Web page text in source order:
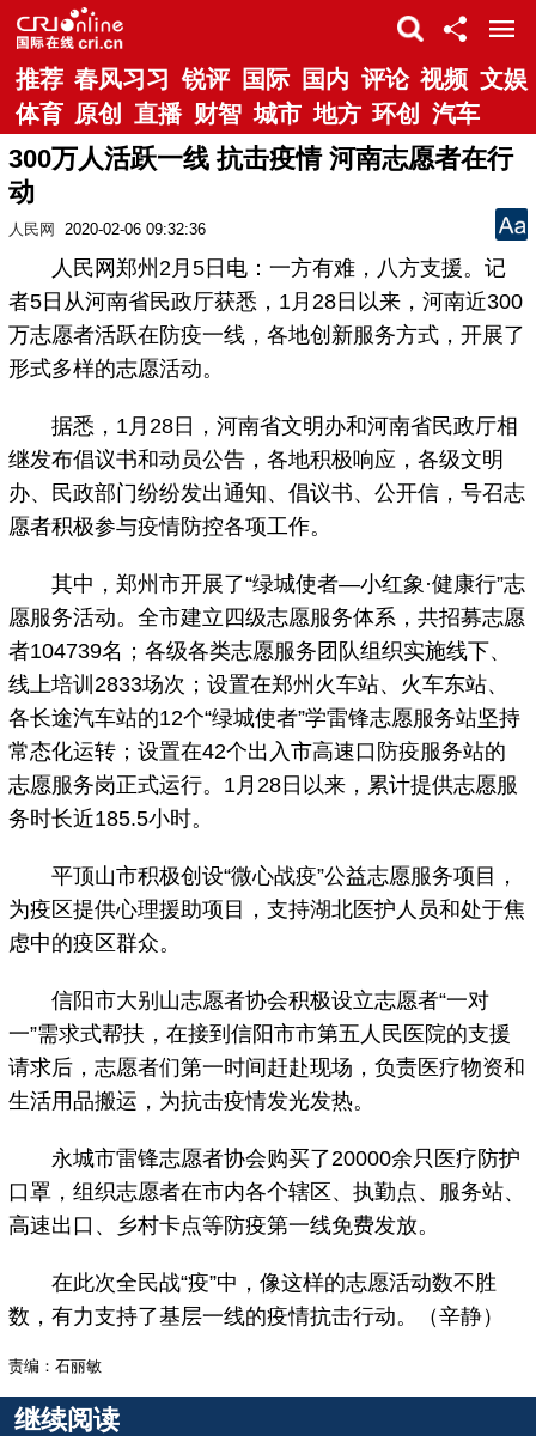
推荐 春风习习 锐评 国际 国内 评论 视频 文娱
体育 原创 直播 财智 城市 地方 环创 汽车
300万人活跃一线 抗击疫情 河南志愿者在行
动
人民网 2020-02-06 09:32:36
人民网郑州2月5日电：一方有难，八方支援。记
者5日从河南省民政厅获悉，1月28日以来，河南近300
万志愿者活跃在防疫一线，各地创新服务方式，开展了
形式多样的志愿活动。
据悉，1月28日，河南省文明办和河南省民政厅相
继发布倡议书和动员公告，各地积极响应，各级文明
办、民政部门纷纷发出通知、倡议书、公开信，号召志
愿者积极参与疫情防控各项工作。
其中，郑州市开展了“绿城使者—小红象·健康行”志
愿服务活动。全市建立四级志愿服务体系，共招募志愿
者104739名；各级各类志愿服务团队组织实施线下、
线上培训2833场次；设置在郑州火车站、火车东站、
各长途汽车站的12个“绿城使者”学雷锋志愿服务站坚持
常态化运转；设置在42个出入市高速口防疫服务站的
志愿服务岗正式运行。1月28日以来，累计提供志愿服
务时长近185.5小时。
平顶山市积极创设“微心战疫”公益志愿服务项目，
为疫区提供心理援助项目，支持湖北医护人员和处于焦
虑中的疫区群众。
信阳市大别山志愿者协会积极设立志愿者“一对
一”需求式帮扶，在接到信阳市市第五人民医院的支援
请求后，志愿者们第一时间赶赴现场，负责医疗物资和
生活用品搬运，为抗击疫情发光发热。
永城市雷锋志愿者协会购买了20000余只医疗防护
口罩，组织志愿者在市内各个辖区、执勤点、服务站、
高速出口、乡村卡点等防疫第一线免费发放。
在此次全民战“疫”中，像这样的志愿活动数不胜
数，有力支持了基层一线的疫情抗击行动。（辛静）
责编：石丽敏
继续阅读